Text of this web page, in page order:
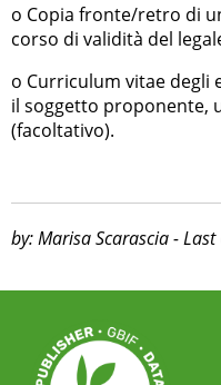
o Copia fronte/retro di
corso di validità del
o Curriculum vitae degli
il soggetto proponente,
(facoltativo).
by: Marisa Scarascia -